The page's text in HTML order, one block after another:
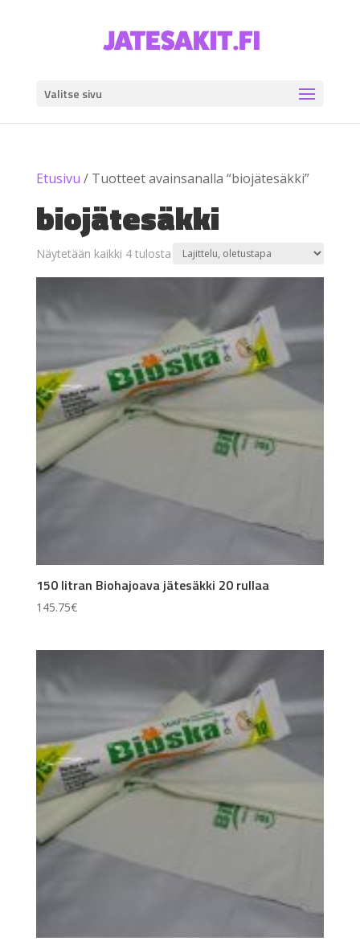
Valitse sivu
Etusivu / Tuotteet avainsanalla “biojätesäkki”
biojätesäkki
Näytetään kaikki 4 tulosta
150 litran Biohajoava jätesäkki 20 rullaa
145.75€